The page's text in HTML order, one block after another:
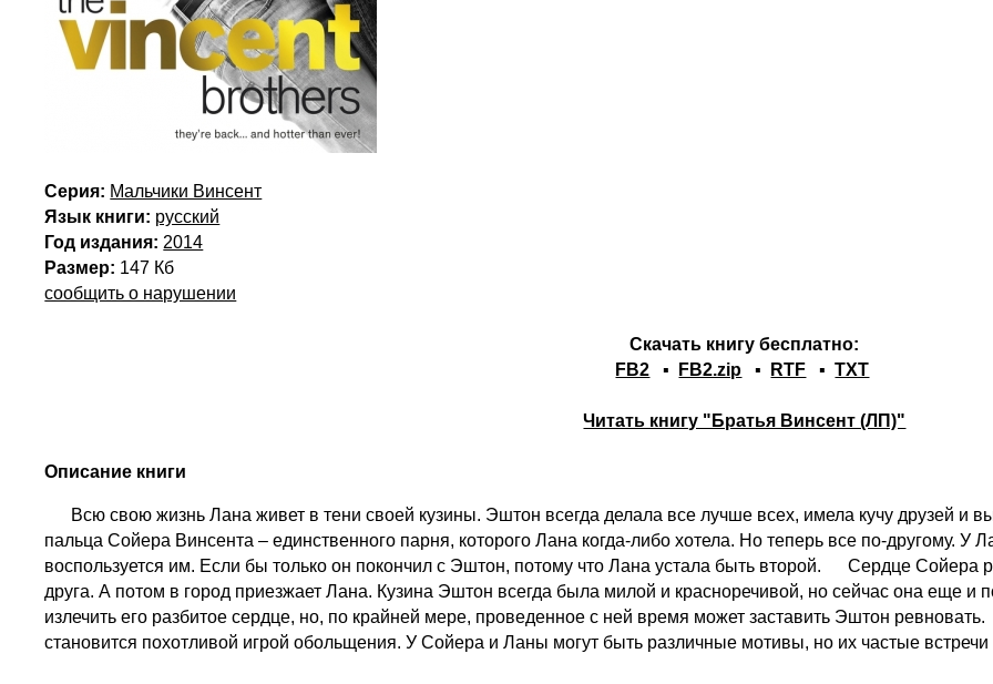
Серия: Мальчики Винсент
Язык книги: русский
Год издания: 2014
Размер: 147 Кб
сообщить о нарушении
Скачать книгу бесплатно:
FB2 ▪ FB2.zip ▪ RTF ▪TXT
Читать книгу "Братья Винсент (ЛП)"
Описание книги
Всю свою жизнь Лана живет в тени своей кузины. Эштон всегда делала все лучше всех, имела кучу друзей и
пальца Сойера Винсента – единственного парня, которого Лана когда-либо хотела. Но теперь все по-другому.
воспользуется им. Если бы только он покончил с Эштон, потому что Лана устала быть второй. Сердце Сойера
друга. А потом в город приезжает Лана. Кузина Эштон всегда была милой и красноречивой, но сейчас она еще и
излечить его разбитое сердце, но, по крайней мере, проведенное с ней время может заставить Эштон
становится похотливой игрой обольщения. У Сойера и Ланы могут быть различные мотивы, но их частые встречи